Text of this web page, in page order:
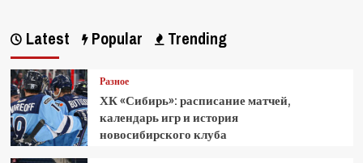
Latest Popular Trending
Разное
ХК «Сибирь»: расписание матчей,
календарь игр и история
новосибирского клуба